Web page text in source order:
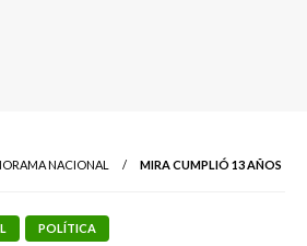
NACIONAL MIRA CUMPLIÓ 13 AÑOS
POLÍTICA